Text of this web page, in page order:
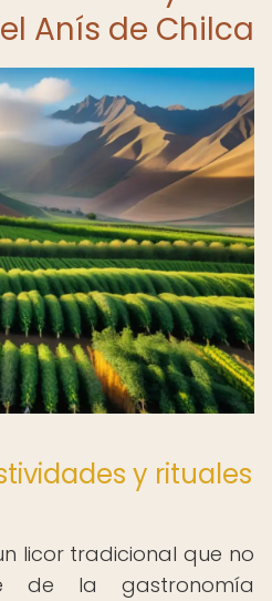
Anís de Chilca
y rituales
licor tradicional que no
de la gastronomía